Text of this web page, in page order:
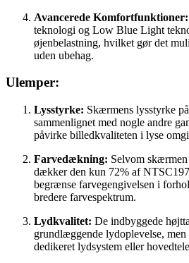
Avancerede Komfortfunktioner:
teknologi og Low Blue Light
øjenbelastning, hvilket gør det
uden ubehag.
Ulemper:
Lysstyrke: Skærmens lysstyrke
sammenlignet med nogle andre
påvirke billedkvaliteten i lyse
Farvedækning: Selvom
dækker den kun 72% af
begrænse farvegengivelsen i
bredere farvespektrum.
Lydkvalitet: De indbyggede
grundlæggende lydoplevelse, men
dedikeret lydsystem eller